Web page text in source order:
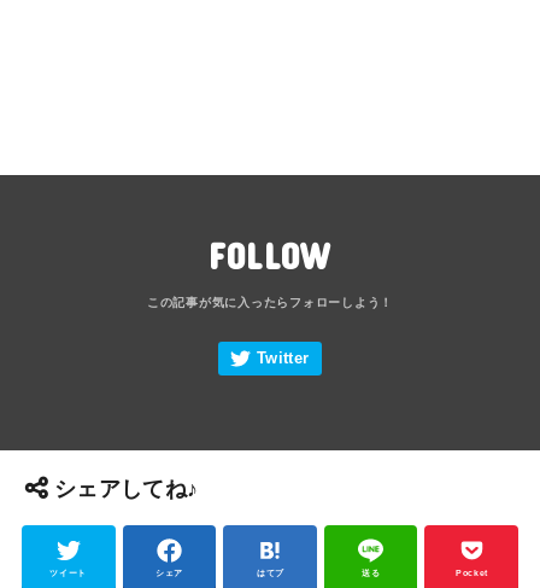
FOLLOW
シェアしてね♪
ツイート シェア はてブ 送る Pocket